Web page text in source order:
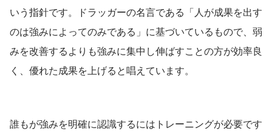
いう指針です。ドラッガーの名言である「人が成果を出す
のは強みによってのみである」に基づいているもので、弱
みを改善するよりも強みに集中し伸ばすことの方が効率良
く、優れた成果を上げると唱えています。
誰もが強みを明確に認識するにはトレーニングが必要です